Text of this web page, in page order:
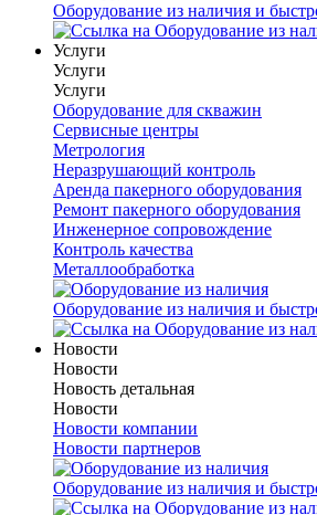
Оборудование из наличия и
Услуги
Услуги
Услуги
Оборудование для скважин
Сервисные центры
Метрология
Неразрушающий контроль
Аренда пакерного оборудования
Ремонт пакерного оборудования
Инженерное сопровождение
Контроль качества
Металлообработка
Оборудование из наличия и
Новости
Новости
Новость детальная
Новости
Новости компании
Новости партнеров
Оборудование из наличия и